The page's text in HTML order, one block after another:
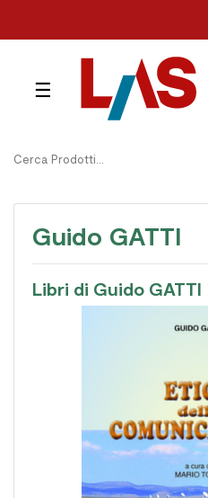
navigazione
☰
Guido GATTI
Libri di Guido GATTI